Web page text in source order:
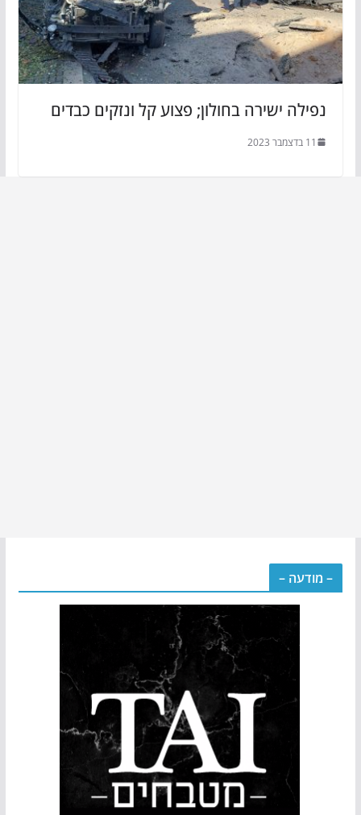
נפילה ישירה בחולון; פצוע קל ונזקים כבדים
11 בדצמבר 2023
– מודעה –